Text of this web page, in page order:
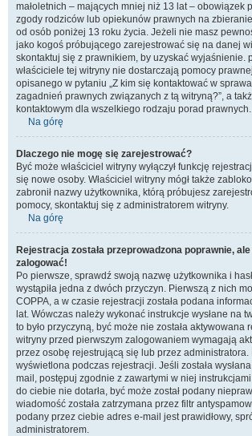
małoletnich – mających mniej niż 13 lat – obowiązek
zgody rodziców lub opiekunów prawnych na
od osób poniżej 13 roku życia. Jeżeli nie masz
jako kogoś próbującego zarejestrować się na danej
skontaktuj się z prawnikiem, by uzyskać wyjaśnienie.
właściciele tej witryny nie dostarczają pomocy
opisanego w pytaniu „Z kim się kontaktować w
zagadnień prawnych związanych z tą witryną?”, a
kontaktowym dla wszelkiego rodzaju porad prawnych.
Na górę
Dlaczego nie mogę się zarejestrować?
Być może właściciel witryny wyłączył funkcję
się nowe osoby. Właściciel witryny mógł także
zabronił nazwy użytkownika, którą próbujesz
pomocy, skontaktuj się z administratorem witryny.
Na górę
Rejestracja została przeprowadzona poprawnie,
zalogować!
Po pierwsze, sprawdź swoją nazwę użytkownika i
wystąpiła jedna z dwóch przyczyn. Pierwszą z nich
COPPA, a w czasie rejestracji została podana
lat. Wówczas należy wykonać instrukcje wysłane na
to było przyczyną, być może nie została aktywowana
witryny przed pierwszym zalogowaniem wymagają
przez osobę rejestrującą się lub przez administratora.
wyświetlona podczas rejestracji. Jeśli została
mail, postępuj zgodnie z zawartymi w niej
do ciebie nie dotarła, być może został podany
wiadomość została zatrzymana przez filtr
podany przez ciebie adres e-mail jest prawidłowy,
administratorem.